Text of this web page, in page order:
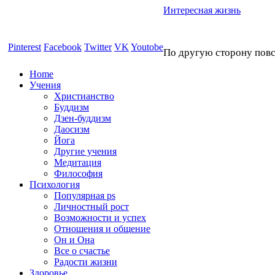
Pinterest Facebook Twitter VK Youtobe
Интересная жизнь
По другую сторону
Home
Учения
Христианство
Буддизм
Дзен-буддизм
Даосизм
Йога
Другие учения
Медитация
Философия
Психология
Популярная ps
Личностный рост
Возможности и успех
Отношения и общение
Он и Она
Все о счастье
Радости жизни
Здоровье